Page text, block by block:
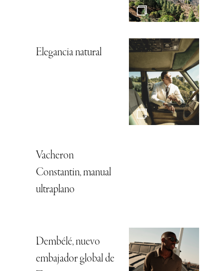
Elegancia natural
Vacheron
Constantin, manual
ultraplano
Dembélé, nuevo
embajador global de